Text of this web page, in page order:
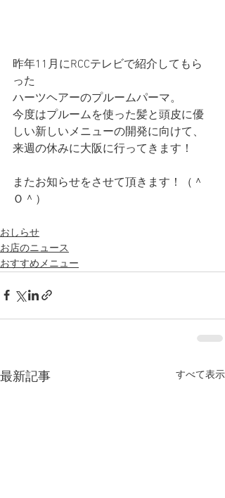
昨年11月にRCCテレビで紹介してもら
った
ハーツヘアーのプルームパーマ。
今度はプルームを使った髪と頭皮に優
しい新しいメニューの開発に向けて、
来週の休みに大阪に行ってきます！
またお知らせをさせて頂きます！（＾
Ｏ＾）
おしらせ
お店のニュース
おすすめメニュー
最新記事 すべて表示